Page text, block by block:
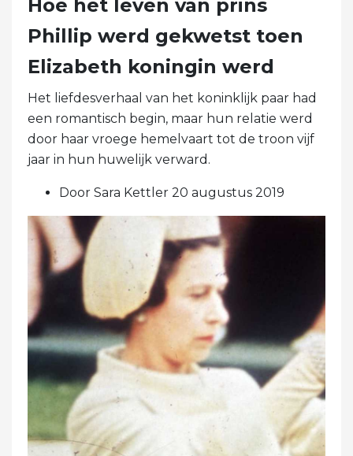
Hoe het leven van prins
Phillip werd gekwetst toen
Elizabeth koningin werd
Het liefdesverhaal van het koninklijk paar had
een romantisch begin, maar hun relatie werd
door haar vroege hemelvaart tot de troon vijf
jaar in hun huwelijk verward.
Door Sara Kettler 20 augustus 2019